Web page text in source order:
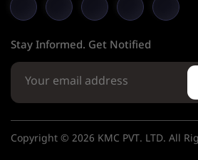
Stay Informed. Get Notified
Copyright © 2026 KMC PVT. LTD. All